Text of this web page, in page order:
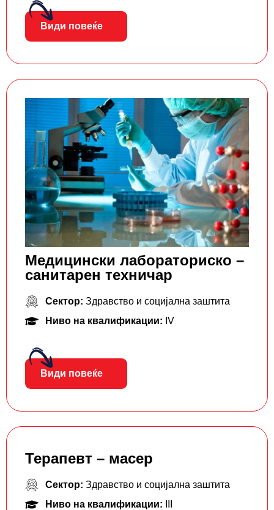
Види повеќе
Медицински лабораториско –
санитарен техничар
Сектор: Здравство и социјална заштита
Ниво на квалификации: IV
Види повеќе
Терапевт – масер
Сектор: Здравство и социјална заштита
Ниво на квалификации: